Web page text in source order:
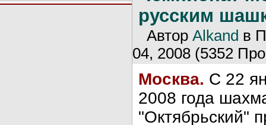
русским
Автор Alkand в
04, 2008 (5352
Москва. С 22
2008 года
"Октябрьский"